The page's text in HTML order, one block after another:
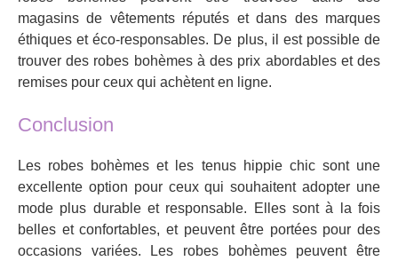
magasins de vêtements réputés et dans des marques
éthiques et éco-responsables. De plus, il est possible de
trouver des robes bohèmes à des prix abordables et des
remises pour ceux qui achètent en ligne.
Conclusion
Les robes bohèmes et les tenus hippie chic sont une
excellente option pour ceux qui souhaitent adopter une
mode plus durable et responsable. Elles sont à la fois
belles et confortables, et peuvent être portées pour des
occasions variées. Les robes bohèmes peuvent être